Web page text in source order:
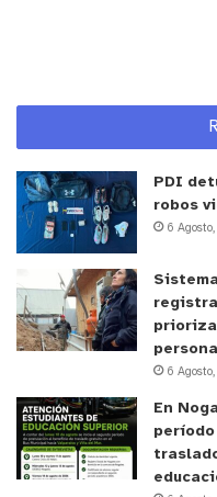
y tú, ¿qué opinas?
PDI
robos
6
prioriza
6
En